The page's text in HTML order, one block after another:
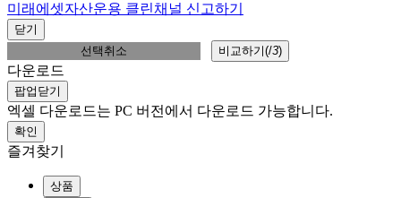
미래에셋자산운용 클린채널 신고하기
닫기
선택취소
비교하기(/3)
다운로드
팝업닫기
엑셀 다운로드는 PC 버전에서 다운로드 가능합니다.
확인
즐겨찾기
상품